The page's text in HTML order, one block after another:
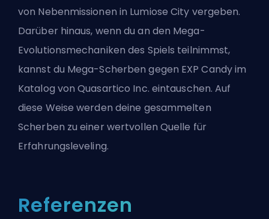
von Nebenmissionen in Lumiose City vergeben.
Darüber hinaus, wenn du an den Mega-
Evolutionsmechaniken des Spiels teilnimmst,
kannst du Mega-Scherben gegen EXP Candy im
Katalog von Quasartico Inc. eintauschen. Auf
diese Weise werden deine gesammelten
Scherben zu einer wertvollen Quelle für
Erfahrungsleveling.
Referenzen